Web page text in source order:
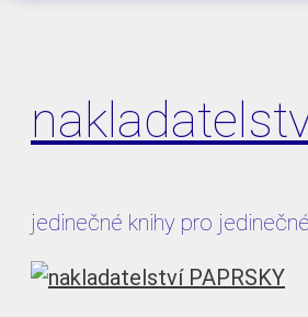
jedinečné knihy pro